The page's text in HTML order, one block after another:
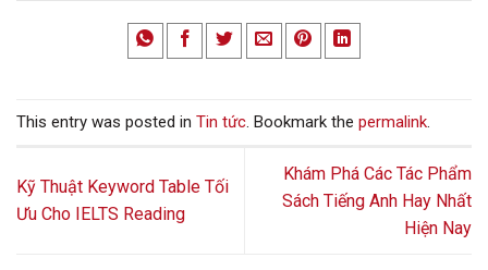
This entry was posted in Tin tức. Bookmark the permalink.
Kỹ Thuật Keyword Table Tối
Ưu Cho IELTS Reading
Khám Phá Các Tác Phẩm
Sách Tiếng Anh Hay Nhất
Hiện Nay